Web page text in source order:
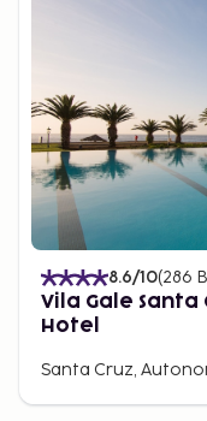
8.6/10(286
Vila Gale Santa
Hotel
Santa Cruz,